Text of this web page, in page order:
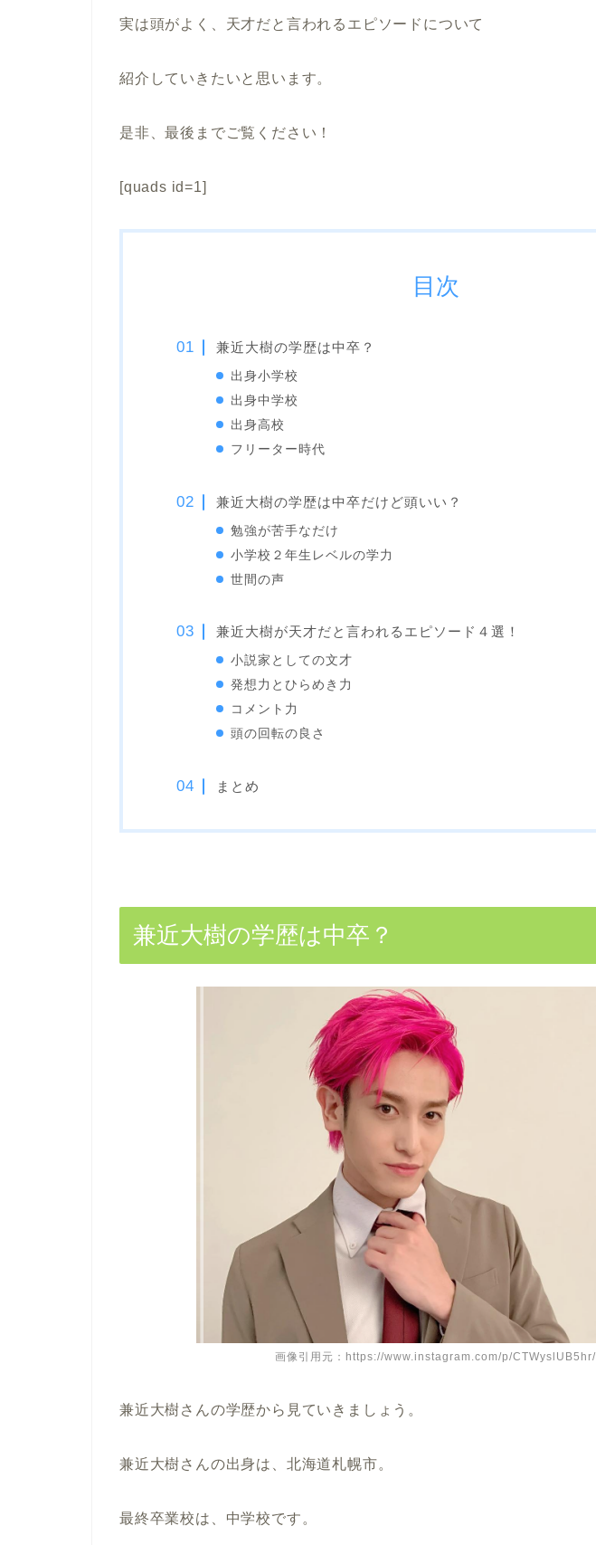
実は頭がよく、天才だと言われるエピソードについて
紹介していきたいと思います。
是非、最後までご覧ください！
[quads id=1]
目次
兼近大樹の学歴は中卒？
出身小学校
出身中学校
出身高校
フリーター時代
兼近大樹の学歴は中卒だけど頭いい？
勉強が苦手なだけ
小学校２年生レベルの学力
世間の声
兼近大樹が天才だと言われるエピソード４選！
小説家としての文才
発想力とひらめき力
コメント力
頭の回転の良さ
まとめ
兼近大樹の学歴は中卒？
画像引用元：https://www.instagram.com/p/CTWyslUB5hr/
兼近大樹さんの学歴から見ていきましょう。
兼近大樹さんの出身は、北海道札幌市。
最終卒業校は、中学校です。